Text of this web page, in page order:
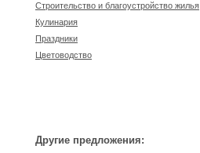
Строительство и благоустройство жилья
Кулинария
Праздники
Цветоводство
Другие предложения: